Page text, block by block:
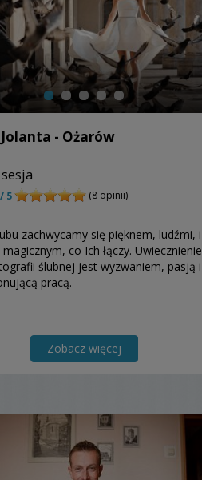
- Ożarów
5
(8 opinii)
zachwycamy się pięknem, ludźmi, i
co Ich łączy. Uwiecznienie
ślubnej jest wyzwaniem, pasją i
pracą.
Zobacz więcej